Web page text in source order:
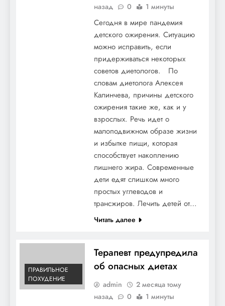
назад 0 1 минуты
Сегодня в мире пандемия
детского ожирения. Ситуацию
можно исправить, если
придерживаться некоторых
советов диетологов. По
словам диетолога Алексея
Калинчева, причины детского
ожирения такие же, как и у
взрослых. Речь идет о
малоподвижном образе жизни
и избытке пищи, которая
способствует накоплению
лишнего жира. Современные
дети едят слишком много
простых углеводов и
трансжиров. Лечить детей от…
Читать далее
ПРАВИЛЬНОЕ
ПОХУДЕНИЕ
Терапевт предупредила
об опасных диетах
admin
2 месяца тому
назад
0 1 минуты